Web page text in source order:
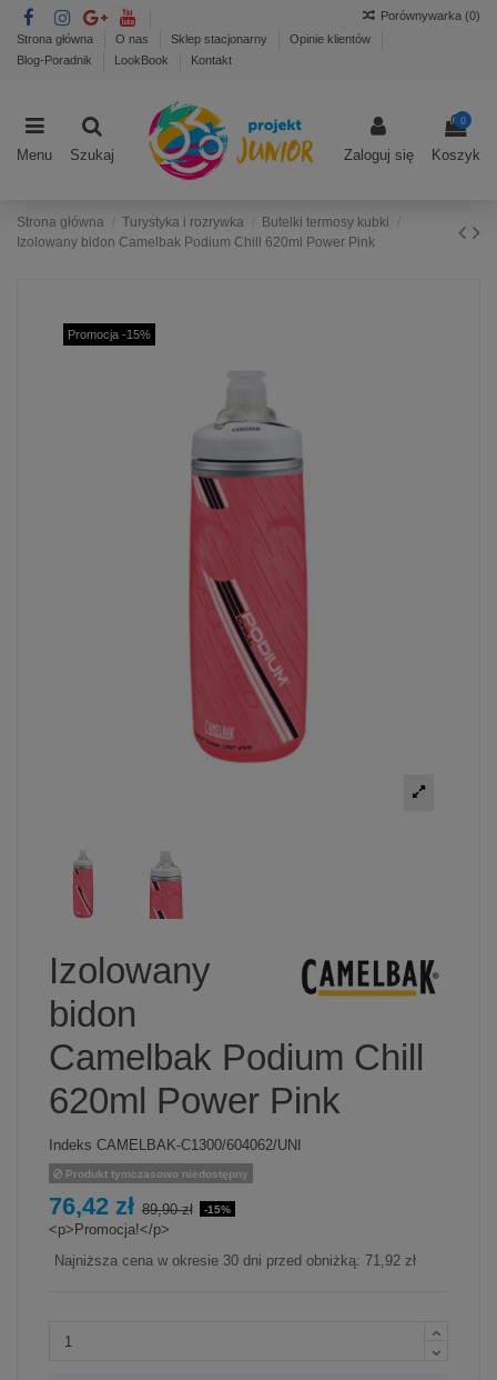
Strona główna O nas Sklep stacjonarny
Opinie klientów
Blog-Poradnik
LookBook Kontakt
Porównywarka (0)
Menu Szukaj Zaloguj się
0
Koszyk
Strona główna Turystyka i rozrywka
Butelki termosy kubki
Izolowany bidon Camelbak Podium Chill 620ml Power Pink
Promocja -15%
Izolowany
bidon
Camelbak Podium Chill
620ml Power Pink
Indeks CAMELBAK-C1300/604062/UNI
Produkt tymczasowo niedostępny
76,42 zł 89,90 zł -15%
<p>Promocja!</p>
Najniższa cena w okresie 30 dni przed obniżką: 71,92 zł